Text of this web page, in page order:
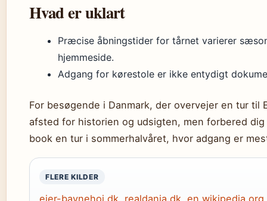
Hvad er uklart
Præcise åbningstider for tårnet varierer
hjemmeside.
Adgang for kørestole er ikke entydigt
For besøgende i Danmark, der overvejer en tur til
afsted for historien og udsigten, men forbered
book en tur i sommerhalvåret, hvor adgang er
FLERE KILDER